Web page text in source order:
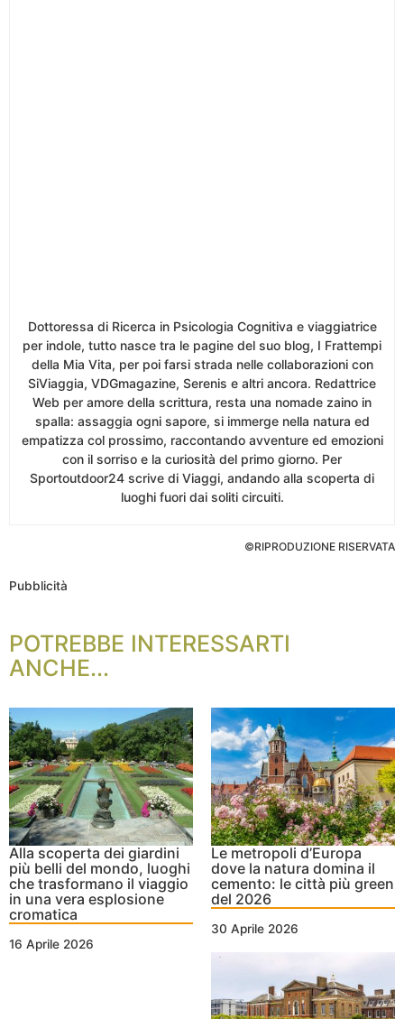
Dottoressa di Ricerca in Psicologia Cognitiva e viaggiatrice
per indole, tutto nasce tra le pagine del suo blog, I Frattempi
della Mia Vita, per poi farsi strada nelle collaborazioni con
SiViaggia, VDGmagazine, Serenis e altri ancora. Redattrice
Web per amore della scrittura, resta una nomade zaino in
spalla: assaggia ogni sapore, si immerge nella natura ed
empatizza col prossimo, raccontando avventure ed emozioni
con il sorriso e la curiosità del primo giorno. Per
Sportoutdoor24 scrive di Viaggi, andando alla scoperta di
luoghi fuori dai soliti circuiti.
©RIPRODUZIONE RISERVATA
Pubblicità
POTREBBE INTERESSARTI
ANCHE...
Alla scoperta dei giardini
più belli del mondo, luoghi
che trasformano il viaggio
in una vera esplosione
cromatica
16 Aprile 2026
Le metropoli d’Europa
dove la natura domina il
cemento: le città più green
del 2026
30 Aprile 2026